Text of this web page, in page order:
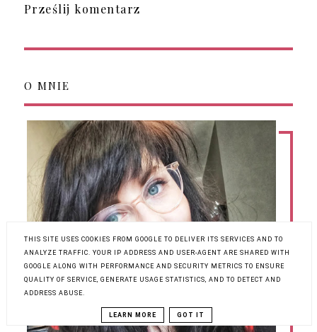
Prześlij komentarz
O MNIE
THIS SITE USES COOKIES FROM GOOGLE TO DELIVER ITS SERVICES AND TO
ANALYZE TRAFFIC. YOUR IP ADDRESS AND USER-AGENT ARE SHARED WITH
GOOGLE ALONG WITH PERFORMANCE AND SECURITY METRICS TO ENSURE
QUALITY OF SERVICE, GENERATE USAGE STATISTICS, AND TO DETECT AND
ADDRESS ABUSE.
LEARN MORE GOT IT